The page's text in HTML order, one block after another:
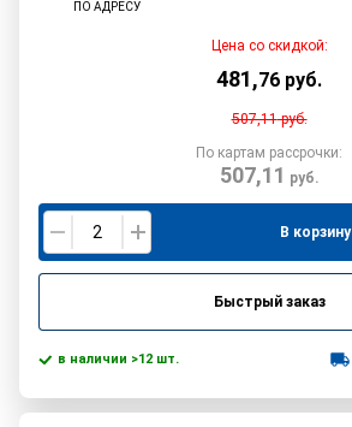
ПО АДРЕСУ
Цена со скидкой:
481,76 руб.
507,11руб.
По картам рассрочки:
507,11 руб.
В корзину
Быстрый заказ
в наличии >12 шт.